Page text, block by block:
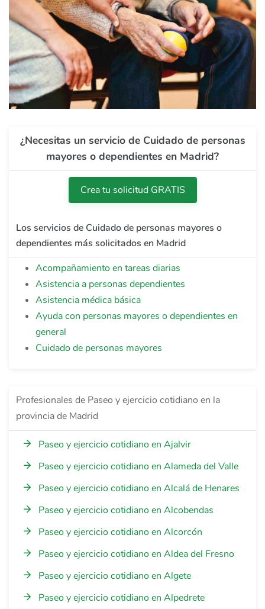
¿Necesitas un servicio de Cuidado de personas
mayores o dependientes en Madrid?
Crea tu solicitud GRATIS
Los servicios de Cuidado de personas mayores o
dependientes más solicitados en Madrid
Acompañamiento en tareas diarias
Asistencia a personas dependientes
Asistencia médica básica
Ayuda con personas mayores o dependientes en
general
Cuidado de personas mayores
Profesionales de Paseo y ejercicio cotidiano en la
provincia de Madrid
Paseo y ejercicio cotidiano en Ajalvir
Paseo y ejercicio cotidiano en Alameda del Valle
Paseo y ejercicio cotidiano en Alcalá de Henares
Paseo y ejercicio cotidiano en Alcobendas
Paseo y ejercicio cotidiano en Alcorcón
Paseo y ejercicio cotidiano en Aldea del Fresno
Paseo y ejercicio cotidiano en Algete
Paseo y ejercicio cotidiano en Alpedrete